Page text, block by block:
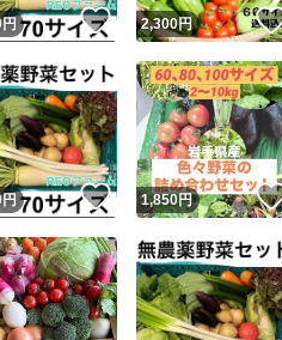
円 いいね！
2,300円
円 いいね！
1,850円